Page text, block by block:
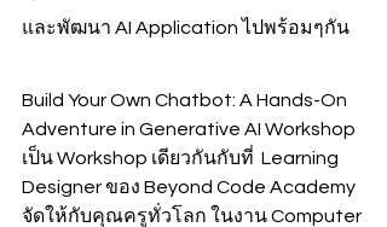
และพัฒนา AI Application ไปพร้อมๆกัน
Build Your Own Chatbot: A Hands-On
Adventure in Generative AI Workshop
เป็น Workshop เดียวกันกับที่  Learning
Designer ของ Beyond Code Academy
จัดให้กับคุณครูทั่วโลก ในงาน Computer